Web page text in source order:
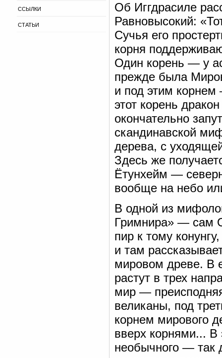
ССЫЛКИ
СТАТЬИ
Об Иггдрасиле
Равновысокий:
Сучья его
корня
Один корень — у
прежде была
и под этим корнем
этот корень
окончательно
скандинавской
дерева, с
Здесь же
Ётунхейм —
вообще на небо
В одной из
Гримнира» — сам
пир к тому
и там
мировом древе. В
растут в трех
мир —
великаны, под
корнем мирового
вверх корнями... В
необычного — так